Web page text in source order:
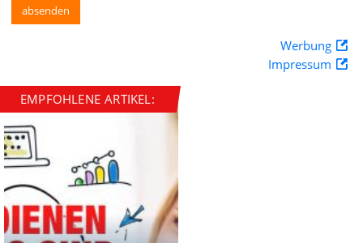
Werbung
Impressum
EMPFOHLENE ARTIKEL: